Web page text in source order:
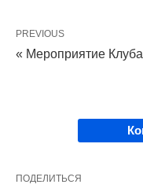
PREVIOUS
« Мероприятие
ПОДЕЛИТЬСЯ